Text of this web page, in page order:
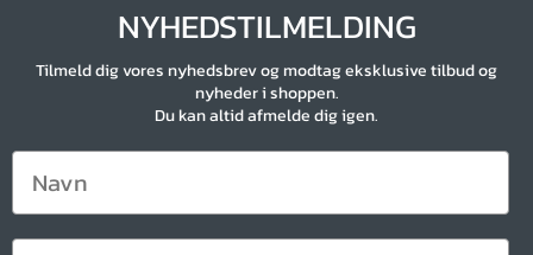
NYHEDSTILMELDING
Tilmeld dig vores nyhedsbrev og modtag eksklusive tilbud og
nyheder i shoppen.
Du kan altid afmelde dig igen.